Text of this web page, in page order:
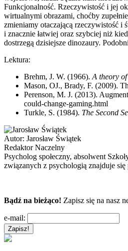
Funkcjonalność. Rzeczywistość i jej
wirtualnymi obrazami, choćby
zmieniamy otaczającą rzeczywistość i
i znacznie łatwiej oraz szybciej niż
dostrzegą dzisiejsze dinozaury.
Lektura:
Brehm, J. W. (1966). A theory
Mason, OJ., Brady, F. (2009).
Perenson, M. J. (2013).
could-change-gaming.html
Turkle, S. (1984). The Second
Autor: Jarosław Świątek
Redaktor Naczelny
Psycholog społeczny, absolwent
związanych z psychologią znajduje
Bądź na bieżąco! Zapisz się na nasz
e-mail: